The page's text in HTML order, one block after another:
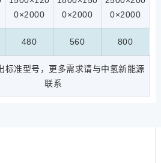
0×2000
0×2000
0×2000
480 560 800
标准型号，更多需求请与中氢新能源
联系